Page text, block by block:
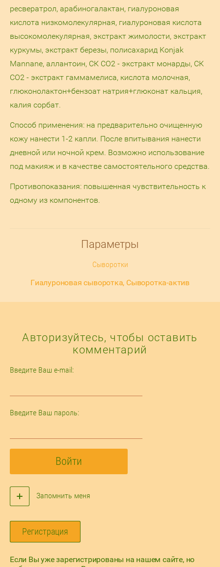
ресвератрол, арабиногалактан, гиалуроновая
кислота низкомолекулярная, гиалуроновая кислота
высокомолекулярная, экстракт жимолости, экстракт
куркумы, экстракт березы, полисахарид Konjak
Mannane, аллантоин, СК СО2 - экстракт монарды, СК
СО2 - экстракт гаммамелиса, кислота молочная,
глюконолактон+бензоат натрия+глюконат кальция,
калия сорбат.
Способ применения: на предварительно очищенную
кожу нанести 1-2 капли. После впитывания нанести
дневной или ночной крем. Возможно использование
под макияж и в качестве самостоятельного средства.
Противопоказания: повышенная чувствительность к
одному из компонентов.
Параметры
Сыворотки
Гиалуроновая сыворотка, Сыворотка-актив
Авторизуйтесь, чтобы оставить
комментарий
Введите Ваш e-mail:
Введите Ваш пароль:
Войти
Запомнить меня
Регистрация
Если Вы уже зарегистрированы на нашем сайте, но